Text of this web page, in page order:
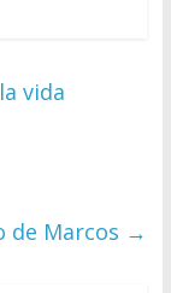
vida
de Marcos →